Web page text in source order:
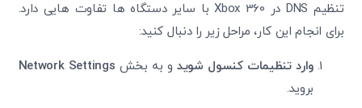
تنظیم DNS در Xbox 360 با سایر دستگاه ها تفاوت هایی دارد.
برای انجام این کار، مراحل زیر را دنبال کنید:
وارد تنظیمات کنسول شوید و به بخش Network Settings
بروید.